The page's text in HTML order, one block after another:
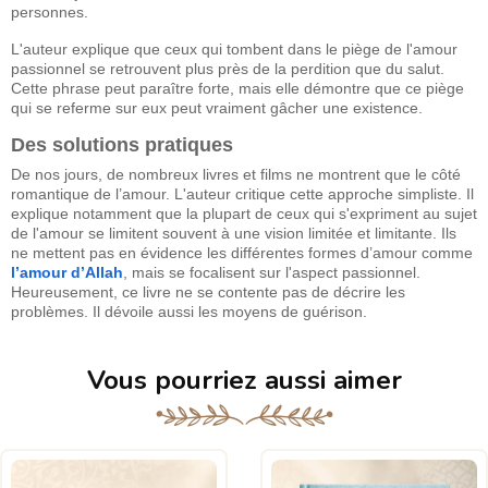
personnes.
L'auteur explique que ceux qui tombent dans le piège de l'amour
passionnel se retrouvent plus près de la perdition que du salut.
Cette phrase peut paraître forte, mais elle démontre que ce piège
qui se referme sur eux peut vraiment gâcher une existence.
Des solutions pratiques
De nos jours, de nombreux livres et films ne montrent que le côté
romantique de l’amour. L'auteur critique cette approche simpliste. Il
explique notamment que la plupart de ceux qui s'expriment au sujet
de l'amour se limitent souvent à une vision limitée et limitante. Ils
ne mettent pas en évidence les différentes formes d’amour comme
l’amour d’Allah , mais se focalisent sur l'aspect passionnel.
Heureusement, ce livre ne se contente pas de décrire les
problèmes. Il dévoile aussi les moyens de guérison.
Vous pourriez aussi aimer